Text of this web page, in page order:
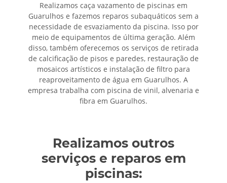
Realizamos caça vazamento de piscinas em
Guarulhos e fazemos reparos subaquáticos sem a
necessidade de esvaziamento da piscina. Isso por
meio de equipamentos de última geração. Além
disso, também oferecemos os serviços de retirada
de calcificação de pisos e paredes, restauração de
mosaicos artísticos e instalação de filtro para
reaproveitamento de água em Guarulhos. A
empresa trabalha com piscina de vinil, alvenaria e
fibra em Guarulhos.
Realizamos outros
serviços e reparos em
piscinas: